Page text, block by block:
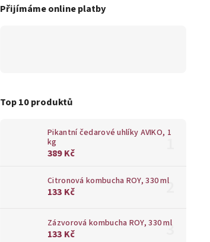
Přijímáme online platby
Top 10 produktů
Pikantní čedarové uhlíky AVIKO, 1
kg
389 Kč
Citronová kombucha ROY, 330 ml
133 Kč
Zázvorová kombucha ROY, 330 ml
133 Kč